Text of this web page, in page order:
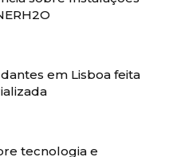
em Lisboa feita
tecnologia e